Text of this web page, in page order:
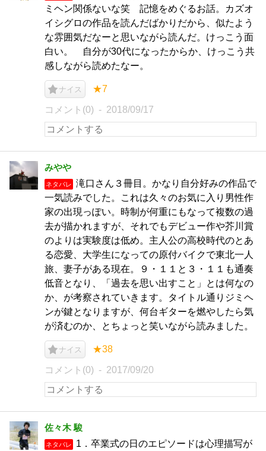
ミヘン関係ないな笑 記憶をめぐるお話。カズオ
イシグロの作品を読んだばかりだから、似たよう
な雰囲気だなーと思いながら読んだ。けっこう面
白い。 自分が30代になったからか、けっこう共
感しながら読めたなー。
ナイス ★7
コメント(0) 2018/09/17
みやや
ネタバレ
滝口さん３冊目。かなり自分好みの作品で
一気読みでした。これは久々のお気に入り男性作
家の出現っぽい。時制が何重にもなって複数の過
去が描かれますが、それでもデビュー作や芥川賞
のよりは実験度は低め。主人公の高校時代のとあ
る恋愛、大学生になっての原付バイクで東北一人
旅、妻子がある現在。９・１１と３・１１も通奏
低音となり、「過去を思い出すこと」とは何なの
か、が考察されていきます。タイトル通りジミヘ
ンが鍵となりますが、何台ギターを燃やしたら気
が済むのか、とちょっと笑いながら読みました。
ナイス ★38
コメント(0) 2017/09/20
佐々木 駿
ネタバレ 1．卒業式の日のエピソードは心理描写が